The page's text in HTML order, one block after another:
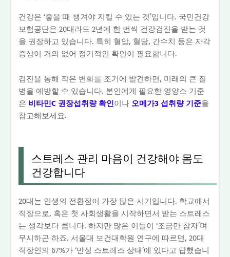
건강은 ‘좋을 때 챙겨야 지킬 수 있는 것’입니다. 국민건강
보험공단은 20대라도 2년에 한 번씩 건강검진을 받는 것
을 권장하고 있습니다. 특히 혈압, 혈당, 간수치 등은 자각
증상이 거의 없어 정기적인 확인이 필요합니다.
검진을 통해 작은 변화를 조기에 발견하면, 미래의 큰 질
병을 예방할 수 있습니다. 본인에게 필요한 영양소 기준
은 비타민C 권장섭취량 확인이나 오메가3 섭취량 기준을
참고해보세요.
스트레스 관리 마음이 건강해야 몸도
건강합니다
20대는 인생의 전환점이 가장 많은 시기입니다. 학교에서
직장으로, 혹은 첫 사회생활을 시작하면서 받는 스트레스
는 생각보다 큽니다. 하지만 많은 이들이 ‘조금만 참자’며
무시하곤 하죠. 서울대 보건대학원 연구에 따르면, 20대
직장인의 67%가 ‘만성 스트레스 상태’에 있다고 답했습니